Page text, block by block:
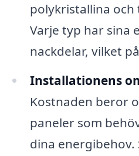
polykristallina
Varje typ har sina
nackdelar, vilket
Installationens
Kostnaden beror
paneler som
dina